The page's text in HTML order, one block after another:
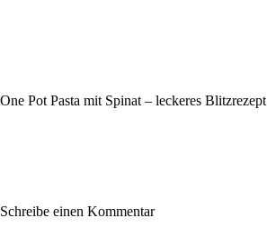
One Pot Pasta mit Spinat – leckeres Blitzrezept
Schreibe einen Kommentar